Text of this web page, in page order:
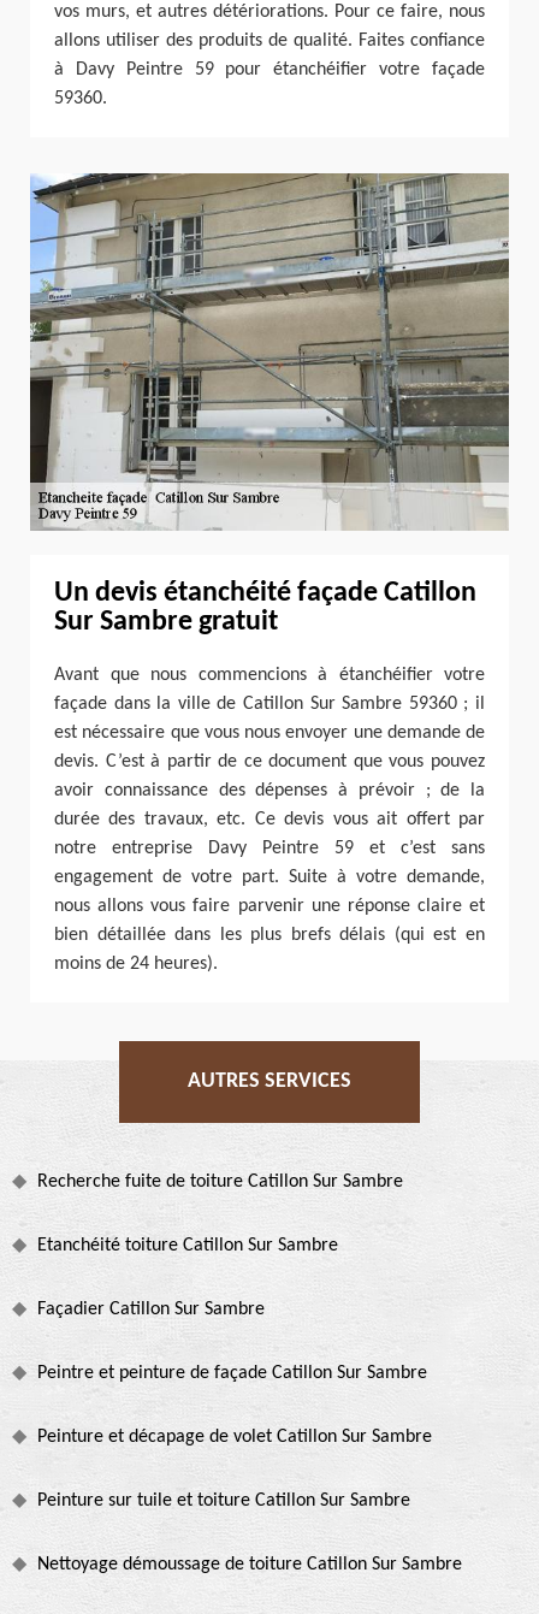
vos murs, et autres détériorations. Pour ce faire, nous
allons utiliser des produits de qualité. Faites confiance
à Davy Peintre 59 pour étanchéifier votre façade
59360.
Un devis étanchéité façade Catillon
Sur Sambre gratuit
Avant que nous commencions à étanchéifier votre
façade dans la ville de Catillon Sur Sambre 59360 ; il
est nécessaire que vous nous envoyer une demande de
devis. C’est à partir de ce document que vous pouvez
avoir connaissance des dépenses à prévoir ; de la
durée des travaux, etc. Ce devis vous ait offert par
notre entreprise Davy Peintre 59 et c’est sans
engagement de votre part. Suite à votre demande,
nous allons vous faire parvenir une réponse claire et
bien détaillée dans les plus brefs délais (qui est en
moins de 24 heures).
AUTRES SERVICES
Recherche fuite de toiture Catillon Sur Sambre
Etanchéité toiture Catillon Sur Sambre
Façadier Catillon Sur Sambre
Peintre et peinture de façade Catillon Sur Sambre
Peinture et décapage de volet Catillon Sur Sambre
Peinture sur tuile et toiture Catillon Sur Sambre
Nettoyage démoussage de toiture Catillon Sur Sambre